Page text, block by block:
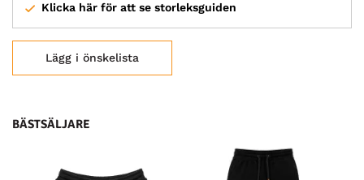
Klicka här för att se storleksguiden
Lägg i önskelista
BÄSTSÄLJARE